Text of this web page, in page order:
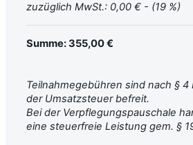
zuzüglich MwSt.: 0,00 € - (19 %)
Summe: 355,00 €
Teilnahmegebühren sind nach § 4
der Umsatzsteuer befreit.
Bei der Verpflegungspauschale
eine steuerfreie Leistung gem. §